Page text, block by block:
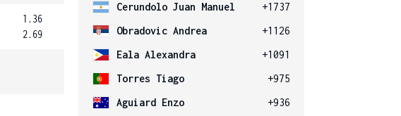
1.36
2.69
Cerundolo Juan Manuel
+1737
Obradovic Andrea
+1126
Eala Alexandra
+1091
Torres Tiago
+975
Aguiard Enzo
+936